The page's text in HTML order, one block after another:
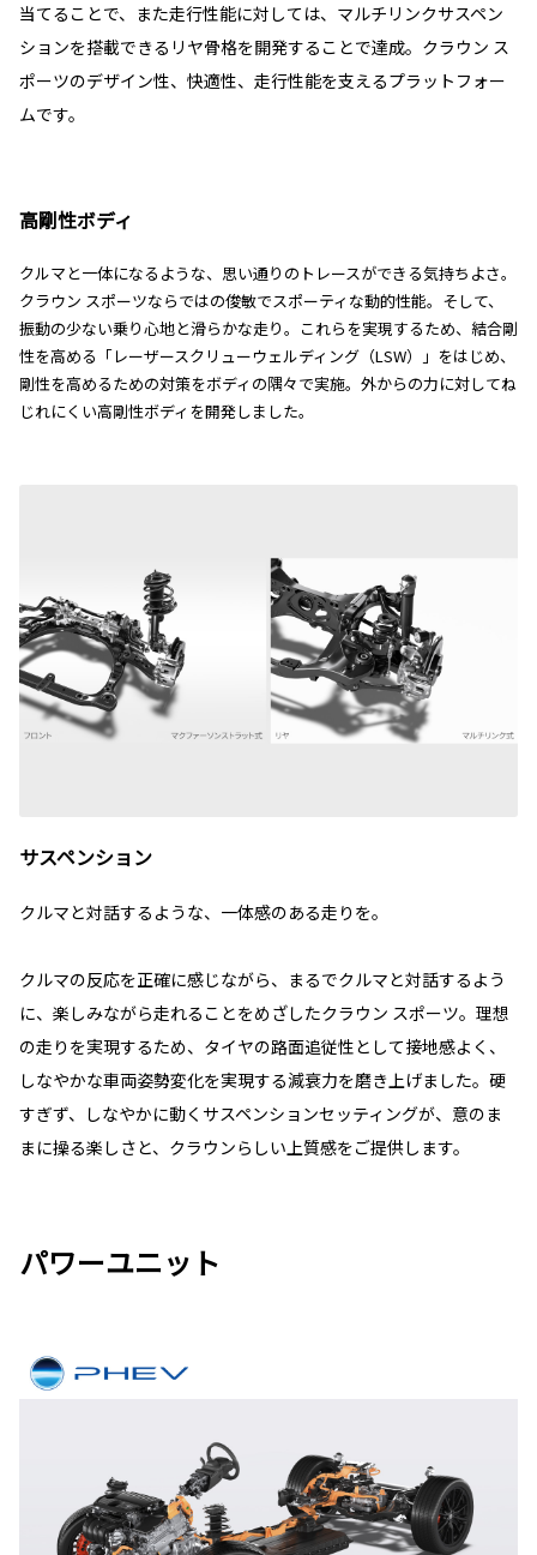
当てることで、また走行性能に対しては、マルチリンクサスペン
ションを搭載できるリヤ骨格を開発することで達成。クラウン ス
ポーツのデザイン性、快適性、走行性能を支えるプラットフォー
ムです。
高剛性ボディ
クルマと一体になるような、思い通りのトレースができる気持ちよさ。
クラウン スポーツならではの俊敏でスポーティな動的性能。そして、
振動の少ない乗り心地と滑らかな走り。これらを実現するため、結合剛
性を高める「レーザースクリューウェルディング（LSW）」をはじめ、
剛性を高めるための対策をボディの隅々で実施。外からの力に対してね
じれにくい高剛性ボディを開発しました。
サスペンション
クルマと対話するような、一体感のある走りを。
クルマの反応を正確に感じながら、まるでクルマと対話するよう
に、楽しみながら走れることをめざしたクラウン スポーツ。理想
の走りを実現するため、タイヤの路面追従性として接地感よく、
しなやかな車両姿勢変化を実現する減衰力を磨き上げました。硬
すぎず、しなやかに動くサスペンションセッティングが、意のま
まに操る楽しさと、クラウンらしい上質感をご提供します。
パワーユニット